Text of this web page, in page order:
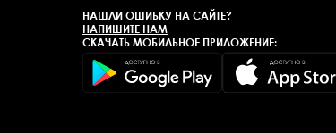
НАШЛИ ОШИБКУ НА САЙТЕ?
НАПИШИТЕ НАМ
СКАЧАТЬ МОБИЛЬНОЕ ПРИЛОЖЕНИЕ: